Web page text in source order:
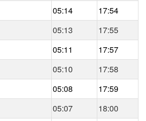
05:14
17:54
05:13
17:55
05:11
17:57
05:10
17:58
05:08
17:59
05:07
18:00